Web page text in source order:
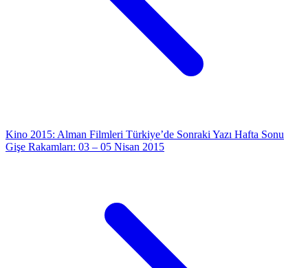
Kino 2015: Alman Filmleri Türkiye’de Sonraki Yazı Hafta Sonu
Gişe Rakamları: 03 – 05 Nisan 2015